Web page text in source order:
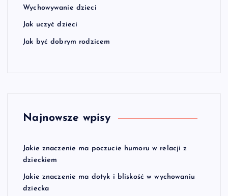
Wychowywanie dzieci
Jak uczyć dzieci
Jak być dobrym rodzicem
Najnowsze wpisy
Jakie znaczenie ma poczucie humoru w relacji z
dzieckiem
Jakie znaczenie ma dotyk i bliskość w wychowaniu
dziecka